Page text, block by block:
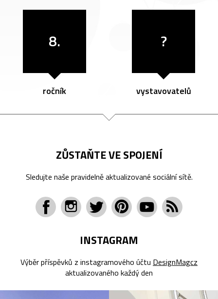
8.
ročník
?
vystavovatelů
ZŮSTAŇTE VE SPOJENÍ
Sledujte naše pravidelně aktualizované sociální sítě.
INSTAGRAM
Výběr příspěvků z instagramového účtu DesignMagcz
aktualizovaného každý den